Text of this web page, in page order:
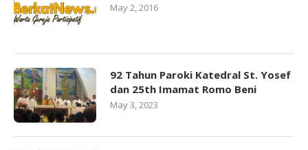
May 2, 2016
92 Tahun Paroki Katedral St. Yosef
dan 25th Imamat Romo Beni
May 3, 2023